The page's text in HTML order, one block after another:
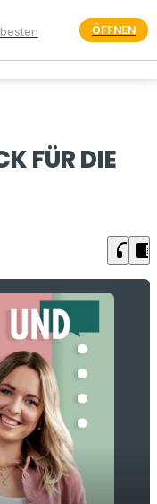
menu
FÜR DIE
headphones chrome_reader_mode
ÖFFNEN